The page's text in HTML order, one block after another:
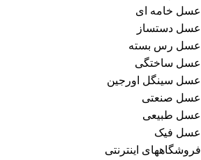
عسل خامه ای
عسل دستساز
عسل رس بسته
عسل ساختگی
عسل سینگل اورجین
عسل صنعتی
عسل طبیعی
عسل فیک
فروشگاههای اینترنتی